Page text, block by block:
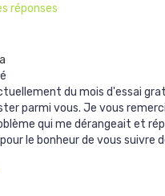
réponses
du mois d'essai
parmi vous. Je vous
qui me dérangeait et
le bonheur de vous suivre